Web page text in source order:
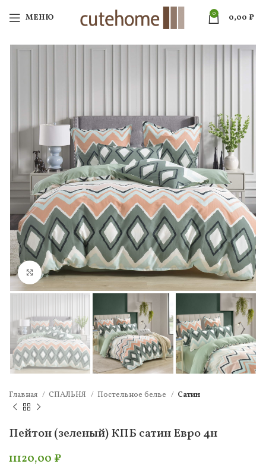
МЕНЮ 0 0,00 ₽
Нажмите, чтобы увеличить
Главная СПАЛЬНЯ Постельное белье Сатин
Пейтон (зеленый) КПБ сатин Евро 4н
11120,00 ₽